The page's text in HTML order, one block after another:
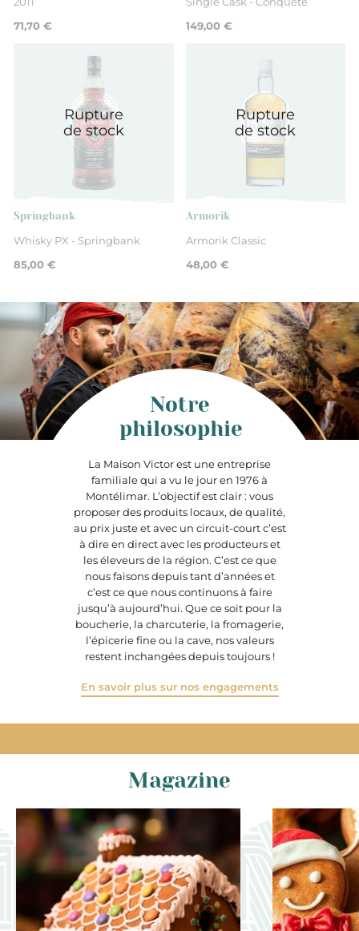
71,70 €
149,00 €
Rupture
de stock
Springbank
Whisky PX - Springbank
85,00 €
Rupture
de stock
Armorik
Armorik Classic
48,00 €
La Maison Victor est une entreprise
familiale qui a vu le jour en 1976 à
Montélimar. L’objectif est clair : vous
proposer des produits locaux, de qualité,
au prix juste et avec un circuit-court c’est
à dire en direct avec les producteurs et
les éleveurs de la région. C’est ce que
nous faisons depuis tant d’années et
c’est ce que nous continuons à faire
jusqu’à aujourd’hui. Que ce soit pour la
boucherie, la charcuterie, la fromagerie,
l’épicerie fine ou la cave, nos valeurs
restent inchangées depuis toujours !
En savoir plus sur nos engagements
Notre
philosophie
Magazine